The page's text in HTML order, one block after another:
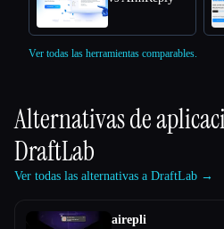
Ver todas las herramientas comparables.
Alternativas de
DraftLab
Ver todas las alternativas a DraftLab →
airepli